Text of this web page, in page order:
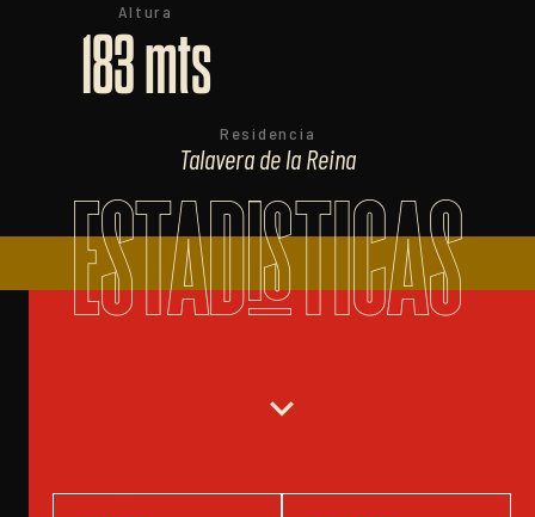
Altura
183 mts
Residencia
Talavera de la Reina
ESTADISTICAS
expand_more